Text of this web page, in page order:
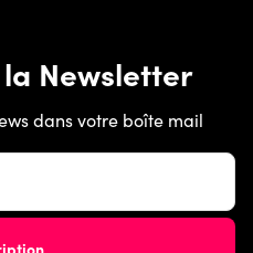
Newsletter
dans votre boîte mail